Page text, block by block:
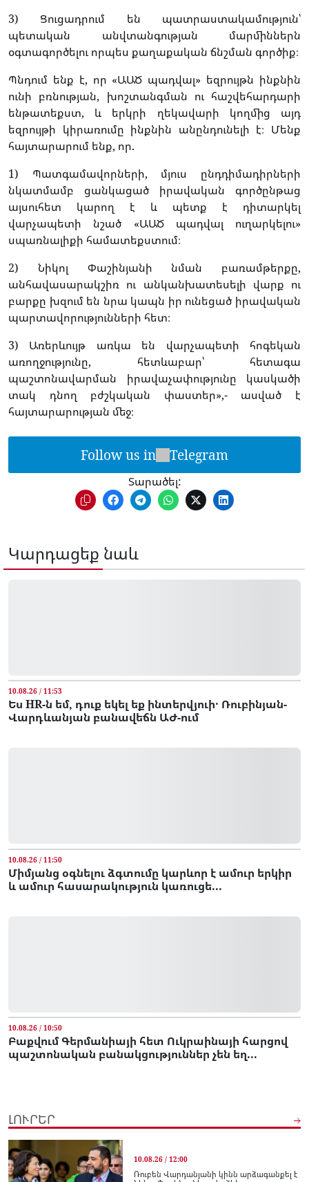
3) Ցուցադրում են պատրաստակամություն՝
պետական անվտանգության մարմիններն
օգտագործելու որպես քաղաքական ճնշման գործիք։
Պնդում ենք է, որ «ԱԱԾ պադվալ» եզրույթն ինքնին
ունի բռնության, խոշտանգման ու հաշվեհարդարի
ենթատեքստ, և երկրի ղեկավարի կողմից այդ
եզրույթի կիրառումը ինքնին անընդունելի է։ Մենք
հայտարարում ենք, որ.
1) Պատգամավորների, մյուս ընդդիմադիրների
նկատմամբ ցանկացած իրավական գործընթաց
այսուհետ կարող է և պետք է դիտարկել
վարչապետի նշած «ԱԱԾ պադվալ ուղարկելու»
սպառնալիքի համատեքստում։
2) Նիկոլ Փաշինյանի նման բառամթերքը,
անհավասարակշիռ ու անկանխատեսելի վարք ու
բարքը խզում են նրա կապն իր ունեցած իրավական
պարտավորությունների հետ։
3) Առերևույթ առկա են վարչապետի հոգեկան
առողջությունը, հետևաբար՝ հետագա
պաշտոնավարման իրավաչափությունը կասկածի
տակ դնող բժշկական փաստեր»,- ասված է
հայտարարության մեջ։
Follow us in Telegram
Տարածել:
Կարդացեք նաև
10.08.26 / 11:53
Ես HR-ն եմ, դուք եկել եք ինտերվյուի․ Ռուբինյան-
Վարդևանյան բանավեճն ԱԺ-ում
10.08.26 / 11:50
Միմյանց օգնելու ձգտումը կարևոր է ամուր երկիր
և ամուր հասարակություն կառուցե...
10.08.26 / 10:50
Բաքվում Գերմանիայի հետ Ուկրաինայի հարցով
պաշտոնական բանակցություններ չեն եղ...
ԼՈՒՐԵՐ
10.08.26 / 12:00
Ռուբեն Վարդանյանի կինն արձագանքել է